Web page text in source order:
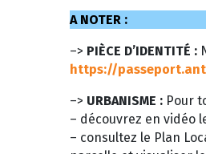
A NOTER :
–> PIÈCE D’IDENTITÉ :
https://
–> URBANISME : Pour
– découvrez en vidéo
– consultez le Plan